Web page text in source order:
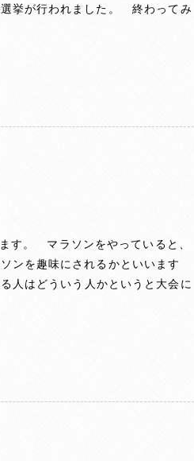
挙が行われました。 終わってみ
す。 マラソンをやっていると、
ンを趣味にされるかといいます
人はどういう人かというと大会に